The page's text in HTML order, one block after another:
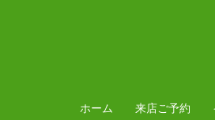
ホーム 来店ご予約